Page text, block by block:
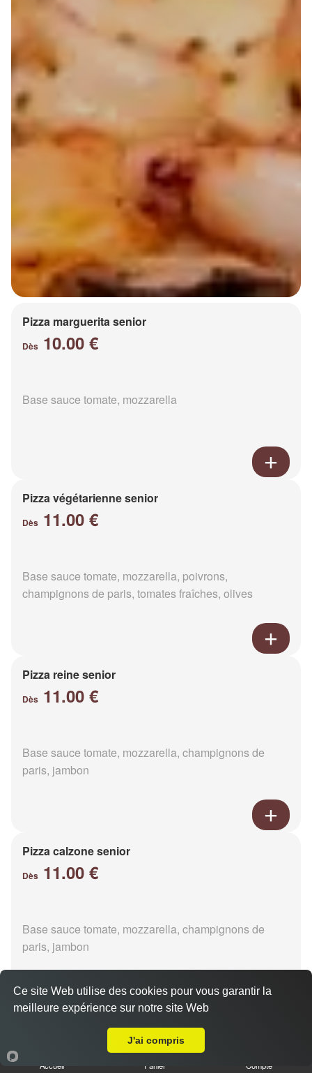
Pizza marguerita senior
Dès 10.00 €
Base sauce tomate, mozzarella
Pizza végétarienne senior
Dès 11.00 €
Base sauce tomate, mozzarella, poivrons,
champignons de paris, tomates fraîches, olives
Pizza reine senior
Dès 11.00 €
Base sauce tomate, mozzarella, champignons de
paris, jambon
Pizza calzone senior
Dès 11.00 €
Base sauce tomate, mozzarella, champignons de
paris, jambon
Pizza 4 fromages senior
Accueil Panier Compte
Ce site Web utilise des cookies pour vous garantir la
meilleure expérience sur notre site Web
J'ai compris